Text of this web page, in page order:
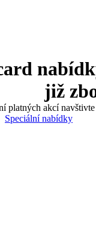
již
platných akcí
Speciální nabídky